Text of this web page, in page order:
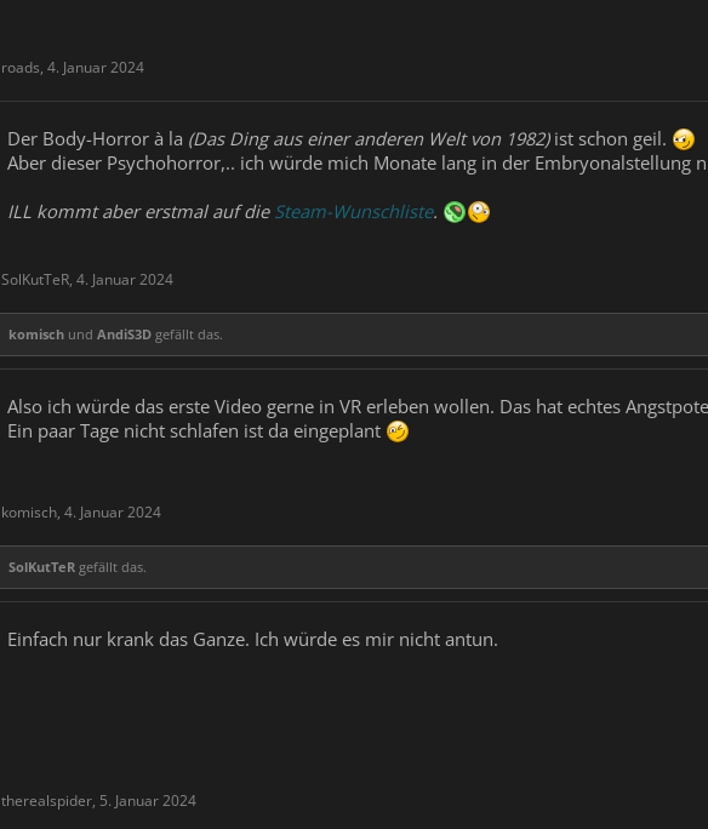
roads, 4. Januar 2024
Der Body-Horror à la (Das Ding aus einer anderen Welt von 1982)ist schon geil.
Aber dieser Psychohorror,.. ich würde mich Monate lang in der Embryonalstellung
ILL kommt aber erstmal auf die Steam-Wunschliste.
SolKutTeR, 4. Januar 2024
komisch und AndiS3D gefällt das.
Also ich würde das erste Video gerne in VR erleben wollen. Das hat echtes
Ein paar Tage nicht schlafen ist da eingeplant
komisch, 4. Januar 2024
SolKutTeR gefällt das.
Einfach nur krank das Ganze. Ich würde es mir nicht antun.
therealspider, 5. Januar 2024